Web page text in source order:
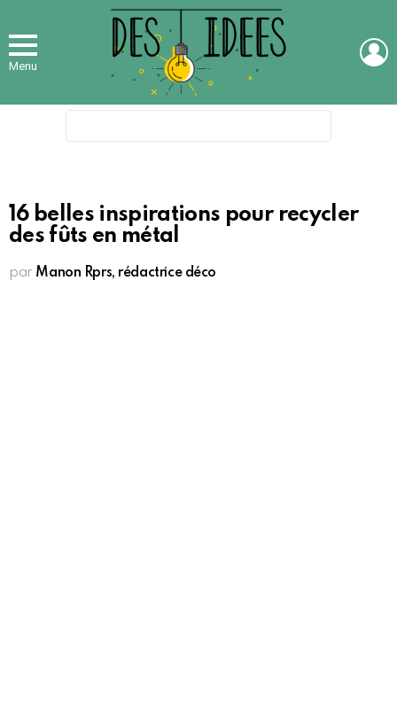
Menu
16 belles inspirations pour recycler
des fûts en métal
par Manon Rprs, rédactrice déco